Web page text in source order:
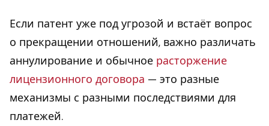
Если патент уже под угрозой и встаёт вопрос
о прекращении отношений, важно различать
аннулирование и обычное расторжение
лицензионного договора — это разные
механизмы с разными последствиями для
платежей.